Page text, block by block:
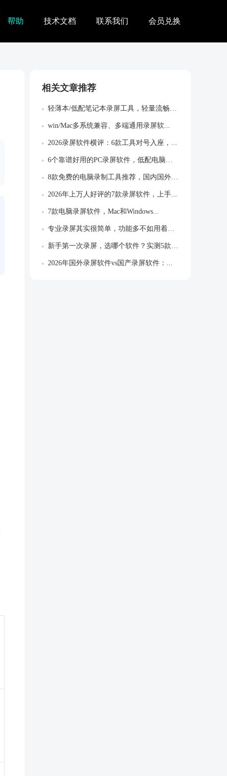
帮助 技术文档 联系我们 会员兑换
相关文章推荐
轻薄本/低配笔记本录屏工具，轻量流畅不卡...
win/Mac多系统兼容、多端通用录屏软...
2026录屏软件横评：6款工具对号入座，...
6个靠谱好用的PC录屏软件，低配电脑运行...
8款免费的电脑录制工具推荐，国内国外的都...
2026年上万人好评的7款录屏软件，上手...
7款电脑录屏软件，Mac和Windows...
专业录屏其实很简单，功能多不如用着顺，别...
新手第一次录屏，选哪个软件？实测5款告诉...
2026年国外录屏软件vs国产录屏软件：...